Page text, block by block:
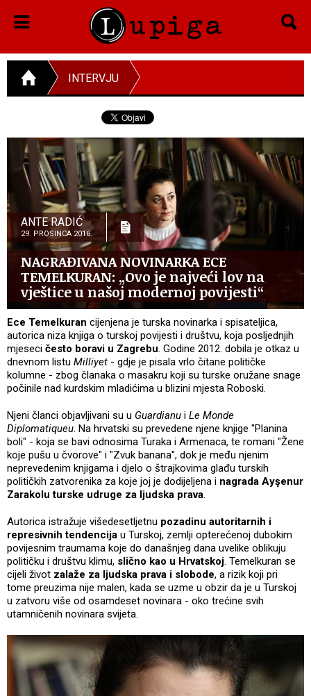
INTERVJU
ANTE RADIĆ
29. PROSINCA 2016.
NAGRAĐIVANA NOVINARKA ECE
TEMELKURAN: „Ovo je najveći lov na
vještice u našoj modernoj povijesti“
Ece Temelkuran cijenjena je turska novinarka i spisateljica,
autorica niza knjiga o turskoj povijesti i društvu, koja posljednjih
mjeseci često boravi u Zagrebu. Godine 2012. dobila je otkaz u
dnevnom listu Milliyet - gdje je pisala vrlo čitane političke
kolumne - zbog članaka o masakru koji su turske oružane snage
počinile nad kurdskim mladićima u blizini mjesta Roboski.
Njeni članci objavljivani su u Guardianu i Le Monde
Diplomatiqueu. Na hrvatski su prevedene njene knjige "Planina
boli" - koja se bavi odnosima Turaka i Armenaca, te romani "Žene
koje pušu u čvorove" i "Zvuk banana", dok je među njenim
neprevedenim knjigama i djelo o štrajkovima glađu turskih
političkih zatvorenika za koje joj je dodijeljena i nagrada Ayşenur
Zarakolu turske udruge za ljudska prava.
Autorica istražuje višedesetljetnu pozadinu autoritarnih i
represivnih tendencija u Turskoj, zemlji opterećenoj dubokim
povijesnim traumama koje do današnjeg dana uvelike oblikuju
političku i društvu klimu, slično kao u Hrvatskoj. Temelkuran se
cijeli život zalaže za ljudska prava i slobode, a rizik koji pri
tome preuzima nije malen, kada se uzme u obzir da je u Turskoj
u zatvoru više od osamdeset novinara - oko trećine svih
utamničenih novinara svijeta.